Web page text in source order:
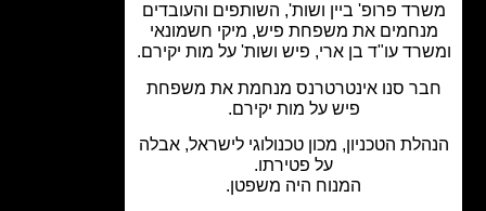
פרופ' ביין ושות', השותפים והעובדים
את משפחת פיש, מיקי חשמונאי
עו"ד בן ארי, פיש ושות' על מות יקירם.
סנו אינטרטרנס מנחמת את משפחת
פיש על מות יקירם.
הטכניון, מכון טכנולוגי לישראל, אבלה
על פטירתו.
המנוח היה משפטן.